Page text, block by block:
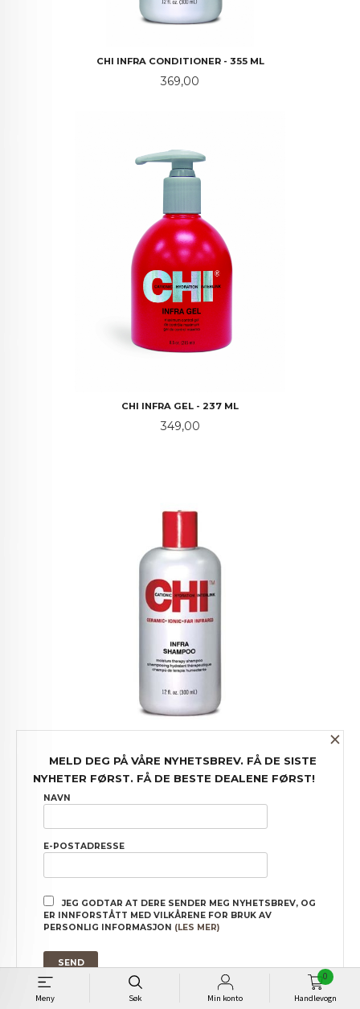
Meny Søk Min konto Handlevogn
0
CHI INFRA CONDITIONER - 355 ML
Pris
369,00
CHI INFRA GEL - 237 ML
Pris
349,00
CHI INFRA SHAMPOO - 355 ML
349,00
×
MELD DEG PÅ VÅRE NYHETSBREV. FÅ DE SISTE
NYHETER FØRST. FÅ DE BESTE DEALENE FØRST!
NAVN
E-POSTADRESSE
JEG GODTAR AT DERE SENDER MEG NYHETSBREV, OG
ER INNFORSTÅTT MED VILKÅRENE FOR BRUK AV
PERSONLIG INFORMASJON (LES MER)